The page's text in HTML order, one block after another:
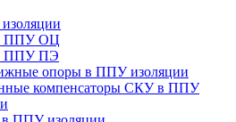
ППУ ОЦ
ППУ ПЭ
опоры в ППУ изоляции
компенсаторы СКУ в ППУ